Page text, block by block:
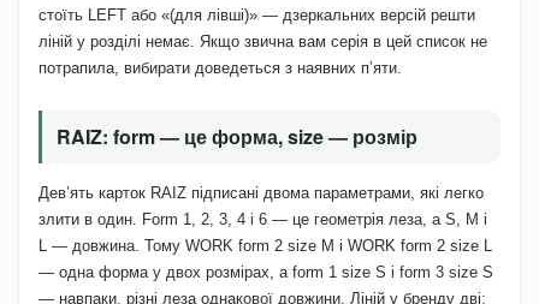
стоїть LEFT або «(для лівші)» — дзеркальних версій решти
ліній у розділі немає. Якщо звична вам серія в цей список не
потрапила, вибирати доведеться з наявних п’яти.
RAIZ: form — це форма, size — розмір
Дев’ять карток RAIZ підписані двома параметрами, які легко
злити в один. Form 1, 2, 3, 4 і 6 — це геометрія леза, а S, M і
L — довжина. Тому WORK form 2 size M і WORK form 2 size L
— одна форма у двох розмірах, а form 1 size S і form 3 size S
— навпаки, різні леза однакової довжини. Ліній у бренду дві: